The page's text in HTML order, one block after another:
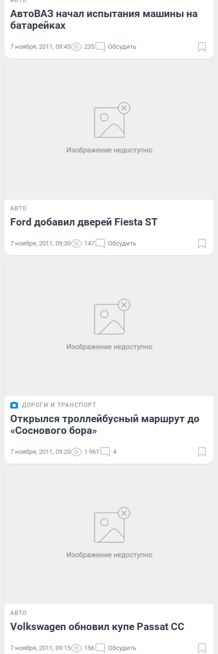
АвтоВАЗ начал испытания машины на
батарейках
7 ноября, 2011, 09:45 235 Обсудить
АВТО
Ford добавил дверей Fiesta ST
7 ноября, 2011, 09:30 147 Обсудить
ДОРОГИ И ТРАНСПОРТ
Открылся троллейбусный маршрут до
«Соснового бора»
7 ноября, 2011, 09:20 1 961 4
АВТО
Volkswagen обновил купе Passat CC
7 ноября, 2011, 09:15 156 Обсудить